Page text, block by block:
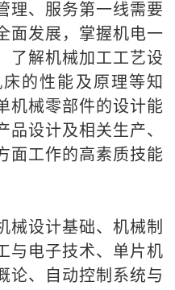
理、服务第一线需要
面发展，掌握机电一
了解机械加工工艺设
的性能及原理等知
机械零部件的设计能
品设计及相关生产、
面工作的高素质技能
械设计基础、机械制
与电子技术、单片机
论、自动控制系统与